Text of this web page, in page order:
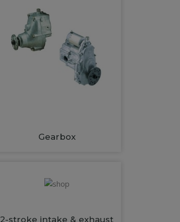
Gearbox
2-stroke intake & exhaust